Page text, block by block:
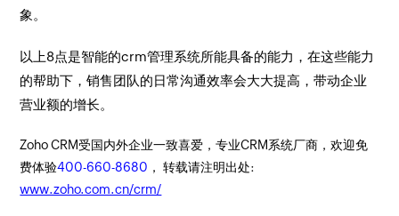
象。
以上8点是智能的crm管理系统所能具备的能力，在这些能力
的帮助下，销售团队的日常沟通效率会大大提高，带动企业
营业额的增长。
Zoho CRM受国内外企业一致喜爱，专业CRM系统厂商，欢迎免
费体验400-660-8680 ， 转载请注明出处:
www.zoho.com.cn/crm/